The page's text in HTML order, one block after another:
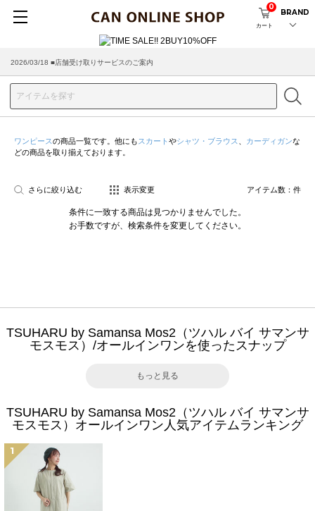
カート
0
BRAND
2026/03/18 ■店舗受け取りサービスのご案内
ワンピースの商品一覧です。他にも スカート やシャツ・ブラウス カーディガンな
どの商品を取り揃えております。
さらに絞り込む 表示変更 アイテム数： 件
条件に一致する商品は見つかりませんでした。
お手数ですが、検索条件を変更してください。
TSUHARU by Samansa Mos2（ツハル バイ サマンサ
モスモス）/オールインワンを使ったスナップ
もっと見る
TSUHARU by Samansa Mos2（ツハル バイ サマンサ
モスモス）オールインワン人気アイテムランキング
1